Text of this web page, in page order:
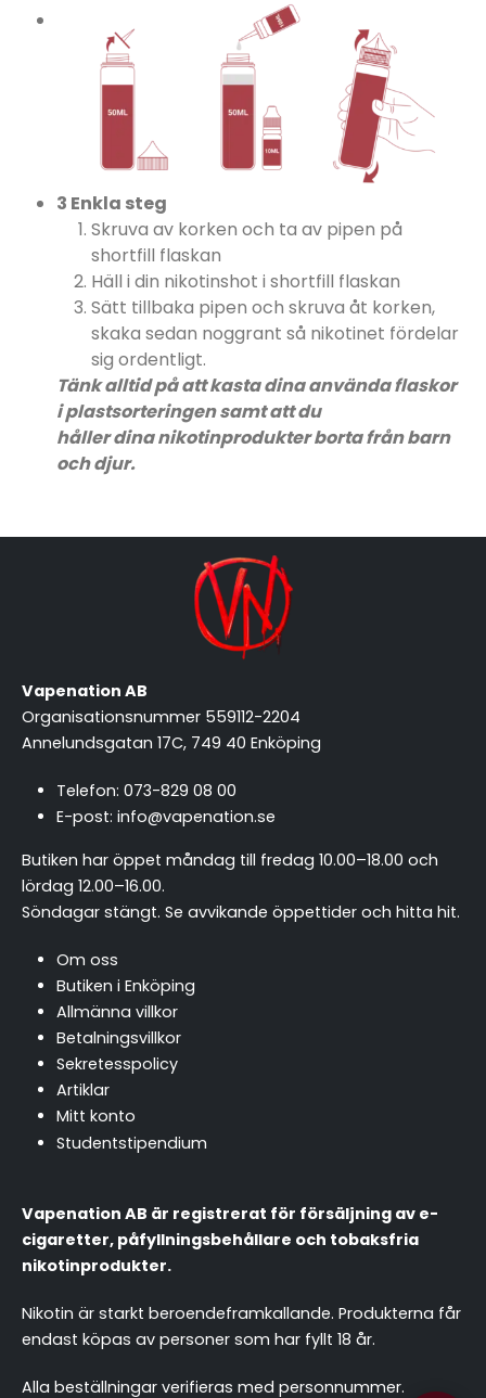
3 Enkla steg
Skruva av korken och ta av pipen på
shortfill flaskan
Häll i din nikotinshot i shortfill flaskan
Sätt tillbaka pipen och skruva åt korken,
skaka sedan noggrant så nikotinet fördelar
sig ordentligt.
Tänk alltid på att kasta dina använda flaskor
i plastsorteringen samt att du
håller dina nikotinprodukter borta från barn
och djur.
Vapenation AB
Organisationsnummer 559112-2204
Annelundsgatan 17C, 749 40 Enköping
Telefon: 073-829 08 00
E-post: info@vapenation.se
Butiken har öppet måndag till fredag 10.00–18.00 och
lördag 12.00–16.00.
Söndagar stängt. Se avvikande öppettider och hitta hit.
Om oss
Butiken i Enköping
Allmänna villkor
Betalningsvillkor
Sekretesspolicy
Artiklar
Mitt konto
Studentstipendium
Vapenation AB är registrerat för försäljning av e-
cigaretter, påfyllningsbehållare och tobaksfria
nikotinprodukter.
Nikotin är starkt beroendeframkallande. Produkterna får
endast köpas av personer som har fyllt 18 år.
Alla beställningar verifieras med personnummer.